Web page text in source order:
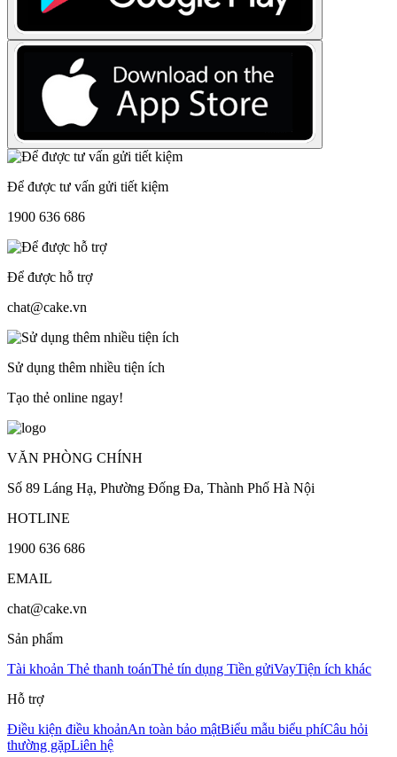
Để được tư vấn gửi tiết kiệm
1900 636 686
Để được hỗ trợ
chat@cake.vn
Sử dụng thêm nhiều tiện ích
Tạo thẻ online ngay!
VĂN PHÒNG CHÍNH
Số 89 Láng Hạ, Phường Đống Đa, Thành Phố Hà Nội
HOTLINE
1900 636 686
EMAIL
chat@cake.vn
Sản phẩm
Tài khoản Thẻ thanh toánThẻ tín dụng Tiền gửiVayTiện ích khác
Hỗ trợ
Điều kiện điều khoảnAn toàn bảo mậtBiểu mẫu biểu phíCâu hỏi
thường gặpLiên hệ